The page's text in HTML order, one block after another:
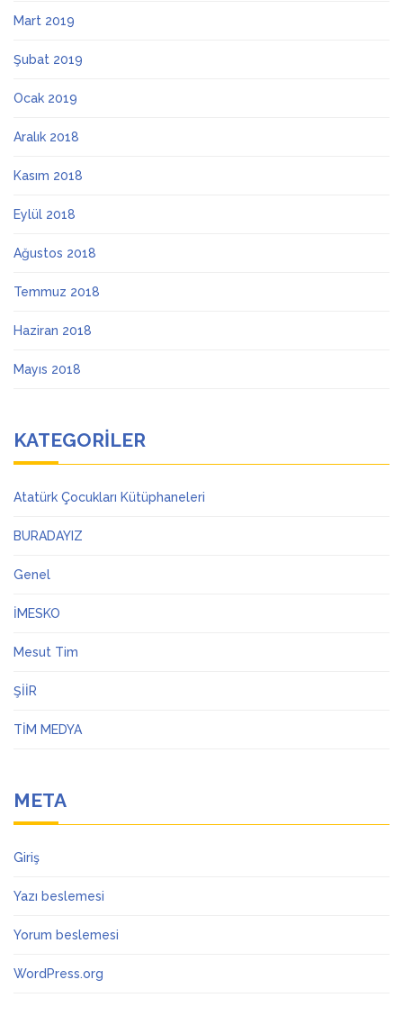
Mart 2019
Şubat 2019
Ocak 2019
Aralık 2018
Kasım 2018
Eylül 2018
Ağustos 2018
Temmuz 2018
Haziran 2018
Mayıs 2018
KATEGORILER
Atatürk Çocukları Kütüphaneleri
BURADAYIZ
Genel
İMESKO
Mesut Tim
ŞİİR
TİM MEDYA
META
Giriş
Yazı beslemesi
Yorum beslemesi
WordPress.org